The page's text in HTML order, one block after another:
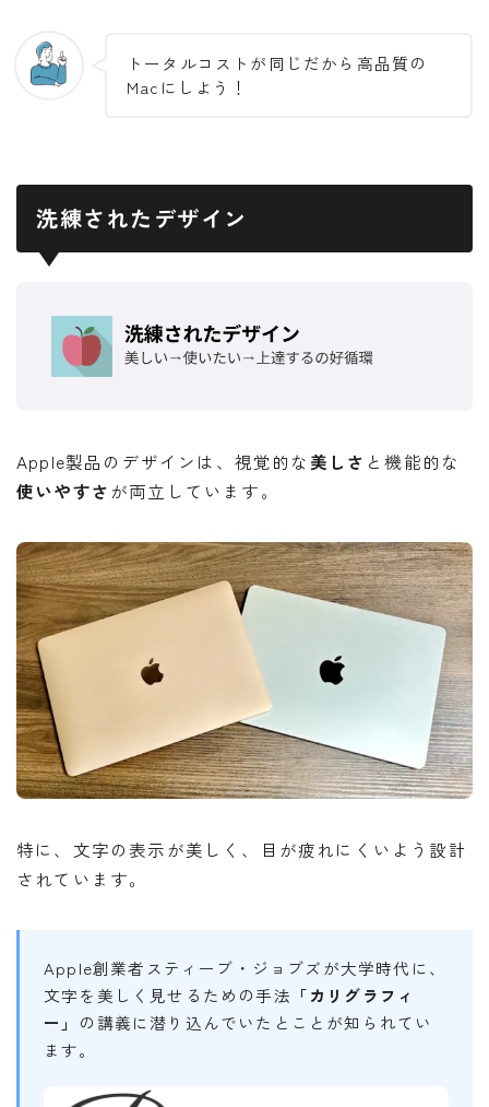
トータルコストが同じだから高品質の
Macにしよう！
洗練されたデザイン
Apple製品のデザインは、視覚的な 美しさ と機能的な
使いやすさが両立しています。
特に、文字の表示が美しく、目が疲れにくいよう設計
されています。
Apple創業者スティーブ・ジョブズが大学時代に、
文字を美しく見せるための手法 「カリグラフィ
ー」 の講義に潜り込んでいたとことが知られてい
ます。